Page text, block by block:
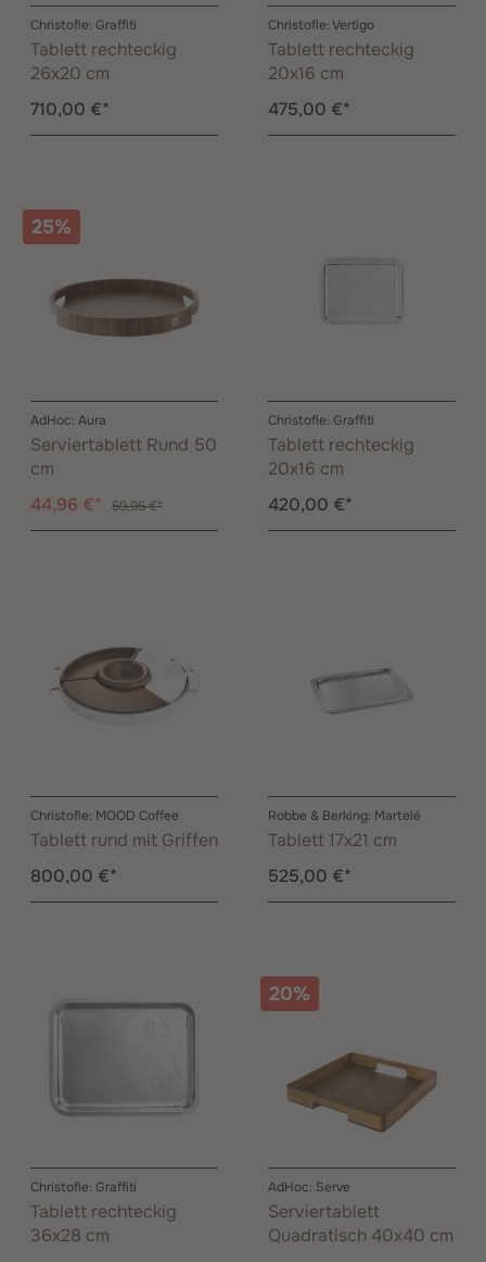
Christofle: Graffiti
Tablett rechteckig
26x20 cm
710,00 €*
Christofle: Vertigo
Tablett rechteckig
20x16 cm
475,00 €*
25%
AdHoc: Aura
Serviertablett Rund 50
cm
44,96 €*
59,95 €*
Christofle: Graffiti
Tablett rechteckig
20x16 cm
420,00 €*
Christofle: MOOD Coffee
Tablett rund mit Griffen
800,00 €*
Robbe & Berking: Martelé
Tablett 17x21 cm
525,00 €*
Christofle: Graffiti
Tablett rechteckig
36x28 cm
20%
AdHoc: Serve
Serviertablett
Quadratisch 40x40 cm